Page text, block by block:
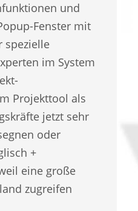
und
Fenster mit
spezielle
im System
Projekttool als
jetzt sehr
oder
+
eine große
zugreifen